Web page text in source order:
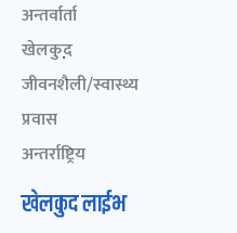
अन्तर्वार्ता
खेलकुद़़
जीवनशैली/स्वास्थ्य
प्रवास
अन्तर्राष्ट्रिय
खेलकुद लाईभ